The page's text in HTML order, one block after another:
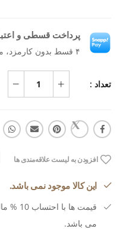
پرداخت قسطی و
۴ قسط بدون کارمزد، ماهانه ۶۸۱٬۵۹۱ تومان
تعداد :
افزودن به لیست علاقه‌مندی ها
این کالا موجود نمی باشد.
قیمت ها
می باشد.